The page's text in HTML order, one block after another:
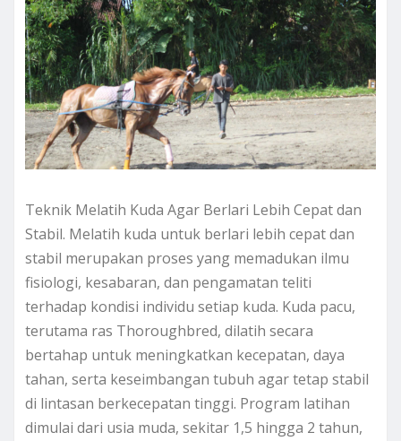
Teknik Melatih Kuda Agar Berlari Lebih Cepat dan
Stabil. Melatih kuda untuk berlari lebih cepat dan
stabil merupakan proses yang memadukan ilmu
fisiologi, kesabaran, dan pengamatan teliti
terhadap kondisi individu setiap kuda. Kuda pacu,
terutama ras Thoroughbred, dilatih secara
bertahap untuk meningkatkan kecepatan, daya
tahan, serta keseimbangan tubuh agar tetap stabil
di lintasan berkecepatan tinggi. Program latihan
dimulai dari usia muda, sekitar 1,5 hingga 2 tahun,